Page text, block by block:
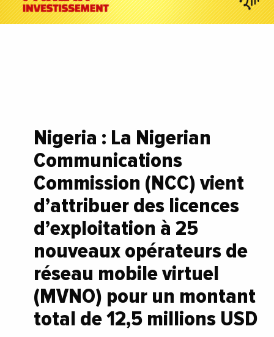
Nigeria : La Nigerian
Communications
Commission (NCC) vient
d’attribuer des licences
d’exploitation à 25
nouveaux opérateurs de
réseau mobile virtuel
(MVNO) pour un montant
total de 12,5 millions USD